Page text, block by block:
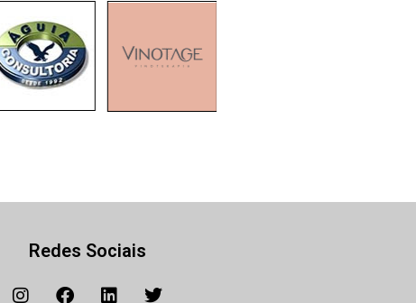
Redes Sociais